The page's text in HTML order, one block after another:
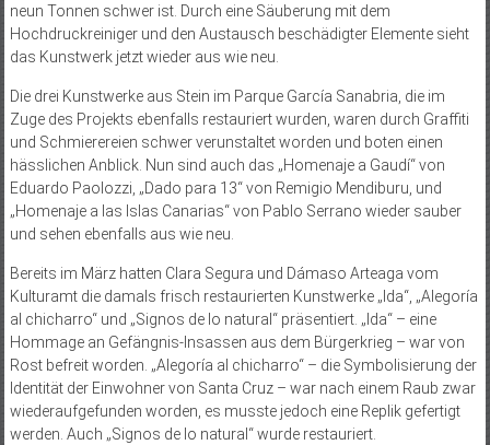
neun Tonnen schwer ist. Durch eine Säuberung mit dem
Hochdruckreiniger und den Austausch beschädigter Elemente sieht
das Kunstwerk jetzt wieder aus wie neu.
Die drei Kunstwerke aus Stein im Parque García Sanabria, die im
Zuge des Projekts ebenfalls restauriert wurden, waren durch Graffiti
und Schmierereien schwer verunstaltet worden und boten einen
hässlichen Anblick. Nun sind auch das „Homenaje a Gaudí“ von
Eduardo Paolozzi, „Dado para 13“ von Remigio Mendiburu, und
„Homenaje a las Islas Canarias“ von Pablo Serrano wieder sauber
und sehen ebenfalls aus wie neu.
Bereits im März hatten Clara Segura und Dámaso Arteaga vom
Kulturamt die damals frisch restaurierten Kunstwerke „Ida“, „Alegoría
al chicharro“ und „Signos de lo natural“ präsentiert. „Ida“ – eine
Hommage an Gefängnis-Insassen aus dem Bürgerkrieg – war von
Rost befreit worden. „Alegoría al chicharro“ – die Symbolisierung der
Identität der Einwohner von Santa Cruz – war nach einem Raub zwar
wiederaufgefunden worden, es musste jedoch eine Replik gefertigt
werden. Auch „Signos de lo natural“ wurde restauriert.